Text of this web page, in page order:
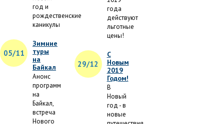
год и
рождественские
каникулы
05/11
Зимние
туры
на
Байкал
Анонс
программ
на
Байкал,
встреча
Нового
года
действуют
льготные
цены!
29/12
С
Новым
2019
Годом!
В
Новый
год - в
новые